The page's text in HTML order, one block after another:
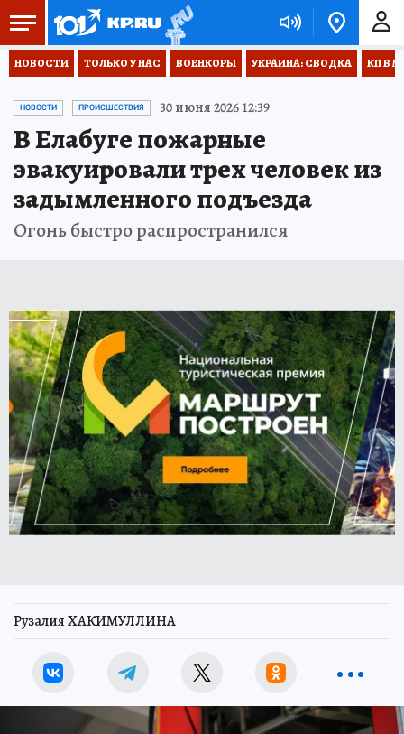
НОВОСТИ ТОЛЬКО У НАС ВОЕНКОРЫ УКРАИНА: СВОДКА КП В
НОВОСТИ ПРОИСШЕСТВИЯ 30 июня 2026 12:39
В Елабуге пожарные
эвакуировали трех человек из
задымленного подъезда
Огонь быстро распространился
Рузалия ХАКИМУЛЛИНА